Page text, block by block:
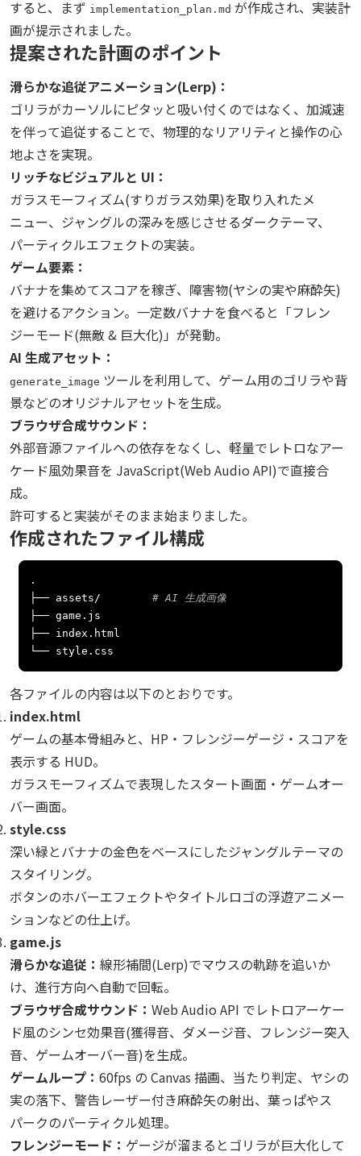
すると、まず implementation_plan.md が作成され、実装計
画が提示されました。
提案された計画のポイント
滑らかな追従アニメーション(Lerp)：
ゴリラがカーソルにピタッと吸い付くのではなく、加減速
を伴って追従することで、物理的なリアリティと操作の心
地よさを実現。
リッチなビジュアルと UI：
ガラスモーフィズム(すりガラス効果)を取り入れたメ
ニュー、ジャングルの深みを感じさせるダークテーマ、
パーティクルエフェクトの実装。
ゲーム要素：
バナナを集めてスコアを稼ぎ、障害物(ヤシの実や麻酔矢)
を避けるアクション。一定数バナナを食べると「フレン
ジーモード(無敵 & 巨大化)」が発動。
AI 生成アセット：
generate_image ツールを利用して、ゲーム用のゴリラや背
景などのオリジナルアセットを生成。
ブラウザ合成サウンド：
外部音源ファイルへの依存をなくし、軽量でレトロなアー
ケード風効果音を JavaScript(Web Audio API)で直接合
成。
許可すると実装がそのまま始まりました。
作成されたファイル構成
.
├── assets /
# AI 生成画像
├── game .
├── index .
└── style . css
各ファイルの内容は以下のとおりです。
index.html
ゲームの基本骨組みと、HP・フレンジーゲージ・スコアを
表示する HUD。
ガラスモーフィズムで表現したスタート画面・ゲームオー
バー画面。
style.css
深い緑とバナナの金色をベースにしたジャングルテーマの
スタイリング。
ボタンのホバーエフェクトやタイトルロゴの浮遊アニメー
ションなどの仕上げ。
game.js
滑らかな追従： 線形補間(Lerp)でマウスの軌跡を追いか
け、進行方向へ自動で回転。
ブラウザ合成サウンド： Web Audio API でレトロアーケー
ド風のシンセ効果音(獲得音、ダメージ音、フレンジー突入
音、ゲームオーバー音)を生成。
ゲームループ： 60fps の Canvas 描画、当たり判定、ヤシの
実の落下、警告レーザー付き麻酔矢の射出、葉っぱやス
パークのパーティクル処理。
フレンジーモード： ゲージが溜まるとゴリラが巨大化して